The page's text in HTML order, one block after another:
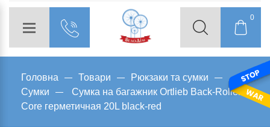
0
Головна Товари
Рюкзаки та сумки
Сумки
Сумка на багажник Ortlieb Back-Roller
Core герметичная 20L black-red